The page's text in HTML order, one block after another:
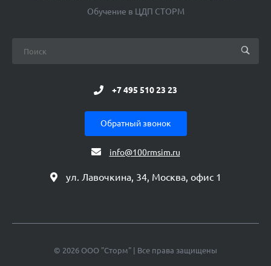
Обучение в ЦДП СТОРМ
+7 495 510 23 23
Обратный звонок
info@100rmsim.ru
ул. Лавочкина, 34, Москва, офис 1
© 2026 ООО "Сторм" | Все права защищены